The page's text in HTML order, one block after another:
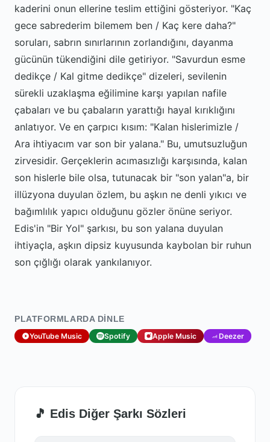
kaderini onun ellerine teslim ettiğini gösteriyor. "Kaç
gece sabrederim bilemem ben / Kaç kere daha?"
soruları, sabrın sınırlarının zorlandığını, dayanma
gücünün tükendiğini dile getiriyor. "Savurdun esme
dedikçe / Kal gitme dedikçe" dizeleri, sevilenin
sürekli uzaklaşma eğilimine karşı yapılan nafile
çabaları ve bu çabaların yarattığı hayal kırıklığını
anlatıyor. Ve en çarpıcı kısım: "Kalan hislerimizle /
Ara ihtiyacım var son bir yalana." Bu, umutsuzluğun
zirvesidir. Gerçeklerin acımasızlığı karşısında, kalan
son hislerle bile olsa, tutunacak bir "son yalan"a, bir
illüzyona duyulan özlem, bu aşkın ne denli yıkıcı ve
bağımlılık yapıcı olduğunu gözler önüne seriyor.
Edis'in "Bir Yol" şarkısı, bu son yalana duyulan
ihtiyaçla, aşkın dipsiz kuyusunda kaybolan bir ruhun
son çığlığı olarak yankılanıyor.
PLATFORMLARDA DINLE
YouTube Music Spotify Apple Music Deezer
🎵 Edis Diğer Şarkı Sözleri